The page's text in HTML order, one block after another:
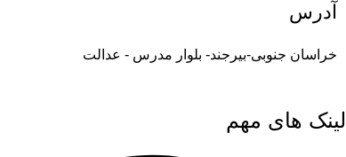
آدرس
خراسان جنوبی-بیرجند- بلوار مدرس - عدالت
لینک های مهم